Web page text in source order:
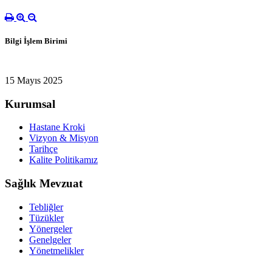
Bilgi İşlem Birimi
15 Mayıs 2025
Kurumsal
Hastane Kroki
Vizyon & Misyon
Tarihçe
Kalite Politikamız
Sağlık Mevzuat
Tebliğler
Tüzükler
Yönergeler
Genelgeler
Yönetmelikler